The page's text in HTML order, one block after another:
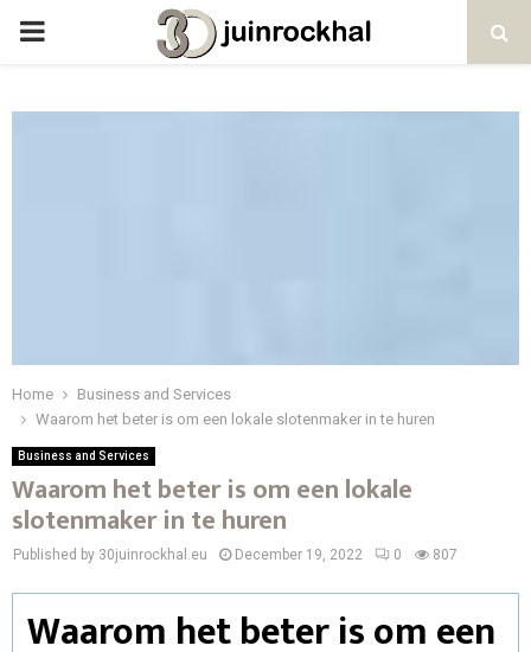
PRIMARY
Home
Business and Services
Waarom het beter is om een lokale slotenmaker in te huren
Business and Services
Waarom het beter is om een lokale
slotenmaker in te huren
Published by 30juinrockhal.eu December 19, 2022 0 807
Waarom het beter is om een